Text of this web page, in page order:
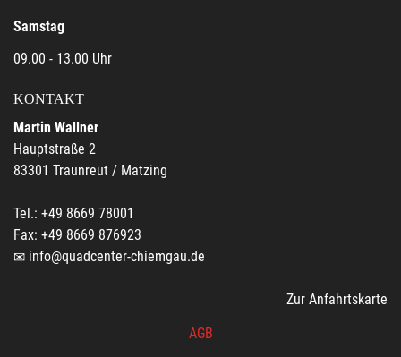
Samstag
09.00 - 13.00 Uhr
KONTAKT
Martin Wallner
Hauptstraße 2
83301 Traunreut / Matzing
Tel.: +49 8669 78001
Fax: +49 8669 876923
info@quadcenter-chiemgau.de
Zur Anfahrtskarte
AGB